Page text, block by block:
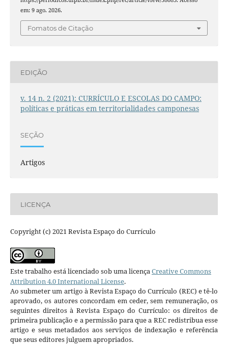
em: 9 ago. 2026.
Fomatos de Citação
EDIÇÃO
v. 14 n. 2 (2021): CURRÍCULO E ESCOLAS DO CAMPO:
políticas e práticas em territorialidades camponesas
SEÇÃO
Artigos
LICENÇA
Copyright (c) 2021 Revista Espaço do Currículo
Este trabalho está licenciado sob uma licençaCreative Commons
Attribution 4.0 International License.
Ao submeter um artigo à Revista Espaço do Currículo (REC) e tê-lo
aprovado, os autores concordam em ceder, sem remuneração, os
seguintes direitos à Revista Espaço do Currículo: os direitos de
primeira publicação e a permissão para que a REC redistribua esse
artigo e seus metadados aos serviços de indexação e referência
que seus editores julguem apropriados.